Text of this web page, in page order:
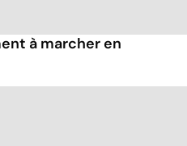
à marcher en